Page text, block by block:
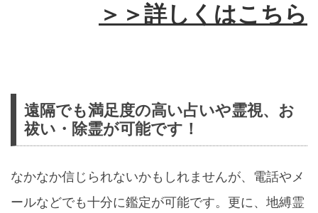
＞＞詳しくはこちら
遠隔でも満足度の高い占いや霊視、お
祓い・除霊が可能です！
なかなか信じられないかもしれませんが、電話やメ
ールなどでも十分に鑑定が可能です。更に、地縛霊